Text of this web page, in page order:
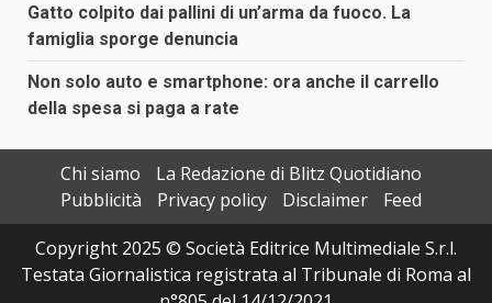
Gatto colpito dai pallini di un’arma da fuoco. La
famiglia sporge denuncia
Non solo auto e smartphone: ora anche il carrello
della spesa si paga a rate
Chi siamo
La Redazione di Blitz Quotidiano
Pubblicità
Privacy policy Disclaimer
Feed
Copyright 2025 © Società Editrice Multimediale S.r.l.
Testata Giornalistica registrata al Tribunale di Roma al